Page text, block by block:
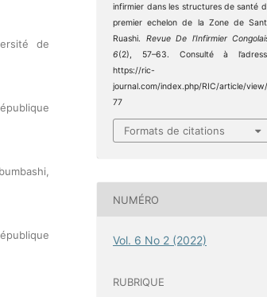
de
infirmier dans les structures de santé
premier echelon de la Zone de
Ruashi. Revue De l’Infirmier
6(2), 57–63. Consulté à
https://ric-
journal.com/index.php/RIC/article/
77
Formats de citations
NUMÉRO
Vol. 6 No 2 (2022)
RUBRIQUE